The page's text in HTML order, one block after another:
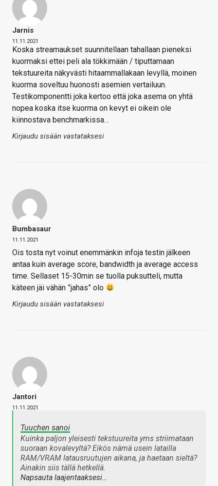
Jarnis
11.11.2021
Koska streamaukset suunnitellaan tahallaan pieneksi
kuormaksi ettei peli ala tökkimään / tiputtamaan
tekstuureita näkyvästi hitaammallakaan levyllä, moinen
kuorma soveltuu huonosti asemien vertailuun.
Testikomponentti joka kertoo että joka asema on yhtä
nopea koska itse kuorma on kevyt ei oikein ole
kiinnostava benchmarkissa…
Kirjaudu sisään vastataksesi
Bumbasaur
11.11.2021
Ois tosta nyt voinut enemmänkin infoja testin jälkeen
antaa kuin average score, bandwidth ja average access
time. Sellaset 15-30min se tuolla puksutteli, mutta
käteen jäi vähän ”jahas” olo
Kirjaudu sisään vastataksesi
Jantori
11.11.2021
Tuuchen sanoi
Kuinka paljon yleisesti tekstuureita yms striimataan
suoraan kovalevyltä? Eikös nämä usein latailla
RAM/VRAM latausruutujen aikana, ja haetaan sieltä?
Ainakin siis tällä hetkellä.
Napsauta laajentaaksesi…